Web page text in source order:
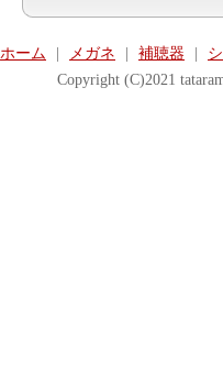
ホーム | メガネ | 補聴器 |
Copyright (C)2021